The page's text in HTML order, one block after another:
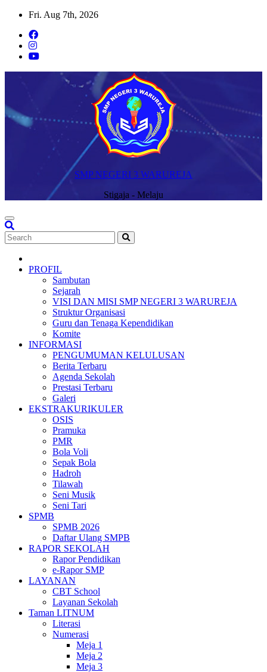
Skip
content
Fri. Aug 7th, 2026
SMP NEGERI 3 WARUREJA
Stigaja - Melaju
PROFIL
Sambutan
Sejarah
VISI DAN MISI SMP NEGERI 3 WARUREJA
Struktur Organisasi
Guru dan Tenaga Kependidikan
Komite
INFORMASI
PENGUMUMAN KELULUSAN
Berita Terbaru
Agenda Sekolah
Prestasi Terbaru
Galeri
EKSTRAKURIKULER
OSIS
Pramuka
PMR
Bola Voli
Sepak Bola
Hadroh
Tilawah
Seni Musik
Seni Tari
SPMB
SPMB 2026
Daftar Ulang SMPB
RAPOR SEKOLAH
Rapor Pendidikan
e-Rapor SMP
LAYANAN
CBT School
Layanan Sekolah
Taman LITNUM
Literasi
Numerasi
Meja 1
Meja 2
Meja 3